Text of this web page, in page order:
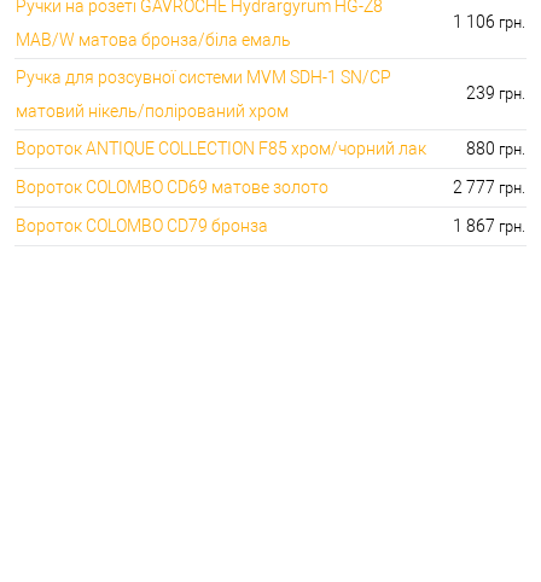
Ручки на розеті GAVROCHE Hydrargyrum HG-Z8
MAB/W матова бронза/біла емаль
1 106 грн.
Ручка для розсувної системи MVM SDH-1 SN/CP
матовий нікель/полірований хром
239 грн.
Вороток ANTIQUE COLLECTION F85 хром/чорний лак 880 грн.
Вороток COLOMBO CD69 матове золото 2 777 грн.
Вороток COLOMBO CD79 бронза 1 867 грн.